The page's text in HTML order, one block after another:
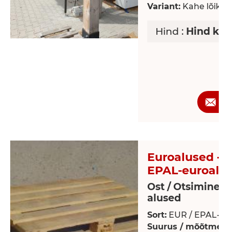
Variant: Kahe
Hind : Hind
Euroalused -
EPAL-
Ost / Otsimine
alused
Sort: EUR / EPAL-
Suurus / mõõtmed: